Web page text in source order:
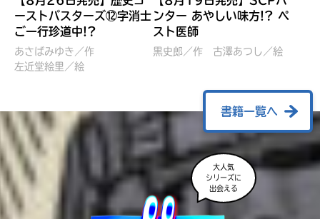
ぼくたちのマインクラフト
冒険記 エンチャント剣
VS暴走モブ
営委員会／協力
レッツゴー！まいぜんシス
ターズ とつぜん、王様に
佐久間さのすけ／絵
ーストバスターズ⑫字消士
ご一行珍道中!?
あさばみゆき／作
左近堂絵里／絵
ンター あやしい味方!? ペ
スト医師
黒史郎／作 古澤あつし／絵
書籍一覧へ
大人気
シリーズに
出会える